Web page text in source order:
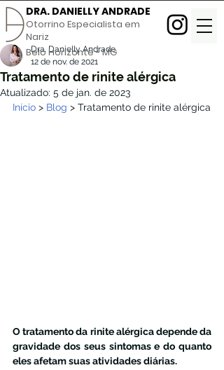
DRA. DANIELLY ANDRADE
Otorrino Especialista em
Nariz
Belo Horizonte - MG
Tratamento de rinite alérgica
Dra. Danielly Andrade
12 de nov. de 2021
Atualizado: 5 de jan. de 2023
Início > Blog > Tratamento de rinite alérgica
O tratamento da rinite alérgica depende da
gravidade dos seus sintomas e do quanto
eles afetam suas atividades diárias.